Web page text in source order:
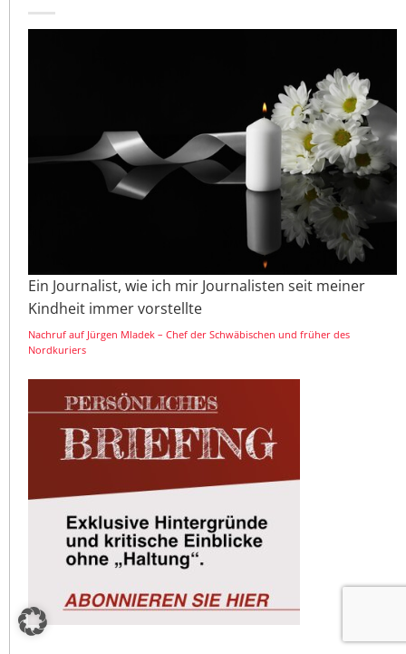
Ein Journalist, wie ich mir Journalisten seit meiner
Kindheit immer vorstellte
Nachruf auf Jürgen Mladek – Chef der Schwäbischen und früher des
Nordkuriers